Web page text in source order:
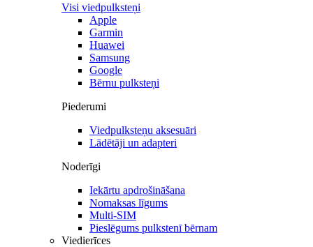
Visi viedpulksteņi
Apple
Garmin
Huawei
Samsung
Google
Bērnu pulksteņi
Piederumi
Viedpulksteņu aksesuāri
Lādētāji un adapteri
Noderīgi
Iekārtu apdrošināšana
Nomaksas līgums
Multi-SIM
Pieslēgums pulkstenī bērnam
Viedierīces